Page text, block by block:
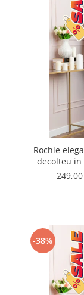
Rochie
decolteu in
-38%